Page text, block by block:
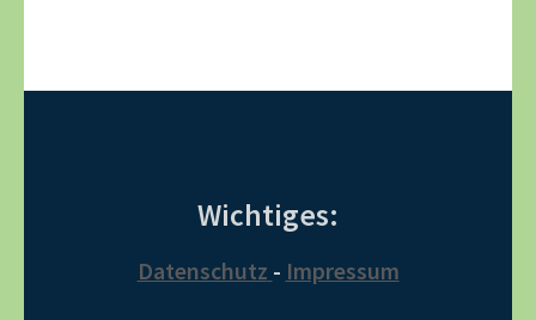
Wichtiges:
Datenschutz - Impressum